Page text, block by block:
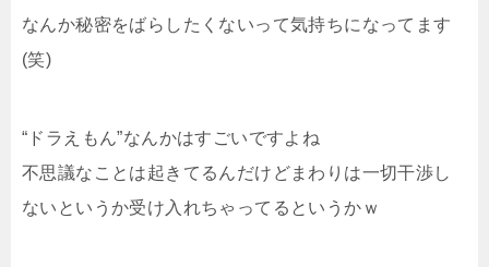
なんか秘密をばらしたくないって気持ちになってます
(笑)
“ドラえもん”なんかはすごいですよね
不思議なことは起きてるんだけどまわりは一切干渉し
ないというか受け入れちゃってるというかｗ